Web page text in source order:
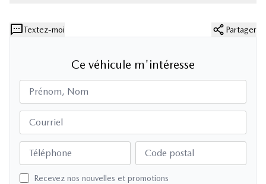
Textez-moi Partager
Ce véhicule m'intéresse
Prénom, Nom
Courriel
Téléphone Code postal
Recevez nos nouvelles et promotions